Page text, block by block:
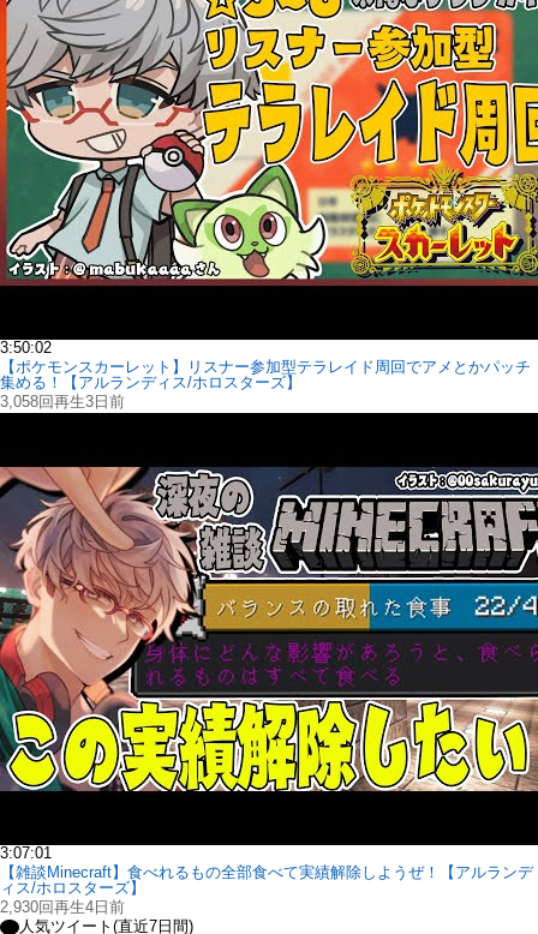
3:50:02
【ポケモンスカーレット】リスナー参加型テラレイド周回でアメとかパッチ
集める！【アルランディス/ホロスターズ】
3,058回再生3日前
3:07:01
【雑談Minecraft】食べれるもの全部食べて実績解除しようぜ！【アルランデ
ィス/ホロスターズ】
2,930回再生4日前
人気ツイート(直近7日間)